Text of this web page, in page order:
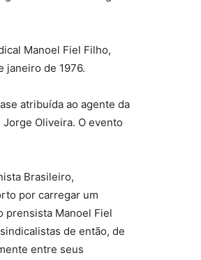
Manoel Fiel Filho,
janeiro de 1976.
atribuída ao agente da
Jorge Oliveira. O evento
Brasileiro,
por carregar um
prensista Manoel Fiel
de então, de
entre seus